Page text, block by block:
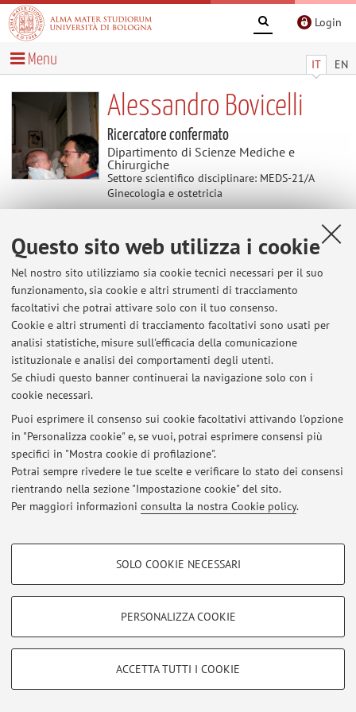
Questo sito web utilizza i cookie
Nel nostro sito utilizziamo sia cookie tecnici necessari per il suo
funzionamento, sia cookie e altri strumenti di tracciamento
facoltativi che potrai attivare solo con il tuo consenso.
Cookie e altri strumenti di tracciamento facoltativi sono usati per
analisi statistiche, misure sull'efficacia della comunicazione
istituzionale e analisi dei comportamenti degli utenti.
Se chiudi questo banner continuerai la navigazione solo con i
cookie necessari.
Puoi esprimere il consenso sui cookie facoltativi attivando l'opzione
in "Personalizza cookie" e, se vuoi, potrai esprimere consensi più
specifici in "Mostra cookie di profilazione".
Potrai sempre rivedere le tue scelte e verificare lo stato dei consensi
rientrando nella sezione "Impostazione cookie" del sito.
Per maggiori informazioni consulta la nostra Cookie policy.
COOKIE DI PROFILAZIONE - FACOLTATIVI
COOKIE TECNICI - NECESSARI
Si tratta di cookie tecnici utilizzati, a titolo esemplificativo, per il corretto
SOLO COOKIE NECESSARI
PERSONALIZZA COOKIE
ACCETTA TUTTI I COOKIE
Login
IT EN
Menu
Alessandro Bovicelli
Ricercatore confermato
Dipartimento di Scienze Mediche e
Chirurgiche
Settore scientifico disciplinare: MEDS-21/A
Ginecologia e ostetricia
Contenuti utili
Al momento non sono presenti contenuti.
Ultimi avvisi
Al momento non sono presenti avvisi.
Area riservata
Accedi tramite login per gestire tutti i contenuti del sito.
© 2026 - ALMA MATER STUDIORUM - Università di Bologna - Via
Zamboni, 33 - 40126 Bologna - Partita IVA: 01131710376
Privacy|Note legali|Impostazioni Cookie